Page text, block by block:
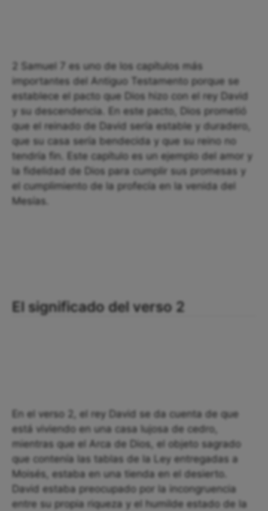
2 Samuel 7 es uno de los capítulos más
importantes del Antiguo Testamento porque se
establece el pacto que Dios hizo con el rey David
y su descendencia. En este pacto, Dios prometió
que el reinado de David sería estable y duradero,
que su casa sería bendecida y que su reino no
tendría fin. Este capítulo es un ejemplo del amor y
la fidelidad de Dios para cumplir sus promesas y
el cumplimiento de la profecía en la venida del
Mesías.
El significado del verso 2
En el verso 2, el rey David se da cuenta de que
está viviendo en una casa lujosa de cedro,
mientras que el Arca de Dios, el objeto sagrado
que contenía las tablas de la Ley entregadas a
Moisés, estaba en una tienda en el desierto.
David estaba preocupado por la incongruencia
entre su propia riqueza y el humilde estado de la